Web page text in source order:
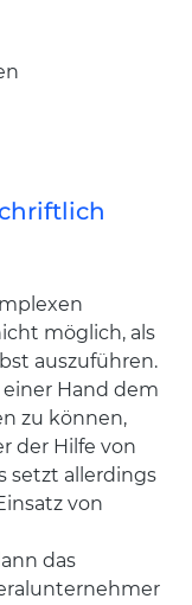
möglich, als
auszuführen.
Hand dem
zu können,
der Hilfe von
setzt allerdings
von
das